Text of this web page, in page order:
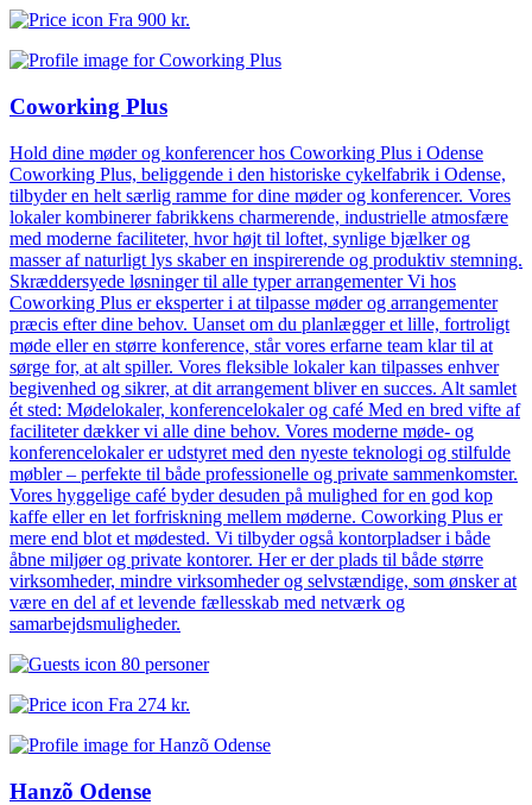
Fra 900 kr.
Coworking Plus
Hold dine møder og konferencer hos Coworking Plus i Odense
Coworking Plus, beliggende i den historiske cykelfabrik i Odense,
tilbyder en helt særlig ramme for dine møder og konferencer. Vores
lokaler kombinerer fabrikkens charmerende, industrielle atmosfære
med moderne faciliteter, hvor højt til loftet, synlige bjælker og
masser af naturligt lys skaber en inspirerende og produktiv stemning.
Skræddersyede løsninger til alle typer arrangementer Vi hos
Coworking Plus er eksperter i at tilpasse møder og arrangementer
præcis efter dine behov. Uanset om du planlægger et lille, fortroligt
møde eller en større konference, står vores erfarne team klar til at
sørge for, at alt spiller. Vores fleksible lokaler kan tilpasses enhver
begivenhed og sikrer, at dit arrangement bliver en succes. Alt samlet
ét sted: Mødelokaler, konferencelokaler og café Med en bred vifte af
faciliteter dækker vi alle dine behov. Vores moderne møde- og
konferencelokaler er udstyret med den nyeste teknologi og stilfulde
møbler – perfekte til både professionelle og private sammenkomster.
Vores hyggelige café byder desuden på mulighed for en god kop
kaffe eller en let forfriskning mellem møderne. Coworking Plus er
mere end blot et mødested. Vi tilbyder også kontorpladser i både
åbne miljøer og private kontorer. Her er der plads til både større
virksomheder, mindre virksomheder og selvstændige, som ønsker at
være en del af et levende fællesskab med netværk og
samarbejdsmuligheder.
80 personer
Fra 274 kr.
Hanzõ Odense